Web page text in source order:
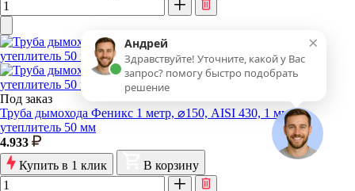
Под заказ
Труба дымохода Феникс 1 метр, ⌀150, AISI 430, 1 мм,
утеплитель 50 мм
4.933
Купить в 1 клик
В корзину
×
Андрей
Здравствуйте! Уточните, какой у Вас
запрос? помогу быстро подобрать
решение